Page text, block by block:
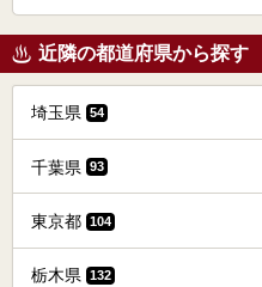
近隣の都道府県から探す
埼玉県 54
千葉県 93
東京都 104
栃木県 132